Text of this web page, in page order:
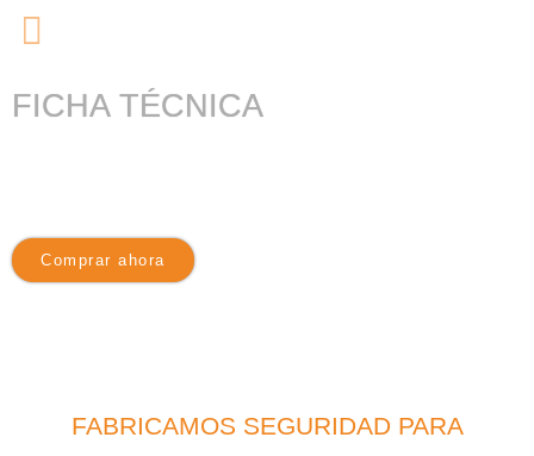
FICHA TÉCNICA
Comprar ahora
FABRICAMOS SEGURIDAD PARA